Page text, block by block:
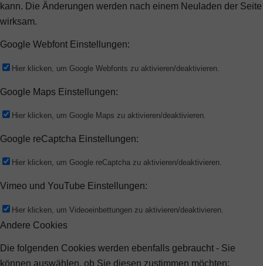
kann. Die Änderungen werden nach einem Neuladen der Seite
wirksam.
Google Webfont Einstellungen:
Hier klicken, um Google Webfonts zu aktivieren/deaktivieren.
Google Maps Einstellungen:
Hier klicken, um Google Maps zu aktivieren/deaktivieren.
Google reCaptcha Einstellungen:
Hier klicken, um Google reCaptcha zu aktivieren/deaktivieren.
Vimeo und YouTube Einstellungen:
Hier klicken, um Videoeinbettungen zu aktivieren/deaktivieren.
Andere Cookies
Die folgenden Cookies werden ebenfalls gebraucht - Sie
können auswählen, ob Sie diesen zustimmen möchten: